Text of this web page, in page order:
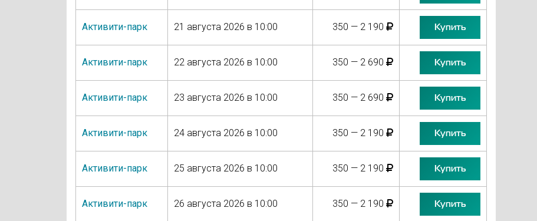
Активити-парк 21 августа 2026 в 10:00 350 — 2 190 Купить
Активити-парк 22 августа 2026 в 10:00 350 — 2 690 Купить
Активити-парк 23 августа 2026 в 10:00 350 — 2 690 Купить
Активити-парк 24 августа 2026 в 10:00 350 — 2 190 Купить
Активити-парк 25 августа 2026 в 10:00 350 — 2 190 Купить
Активити-парк 26 августа 2026 в 10:00 350 — 2 190 Купить